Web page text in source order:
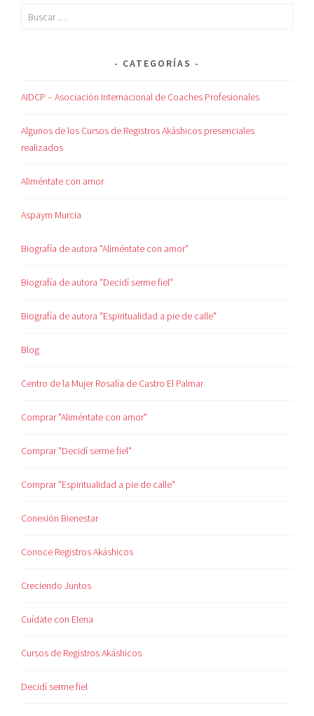
CATEGORÍAS
AIDCP – Asociación Internacional de Coaches Profesionales
Algunos de los Cursos de Registros Akáshicos presenciales
realizados
Aliméntate con amor
Aspaym Murcia
Biografía de autora "Aliméntate con amor"
Biografía de autora "Decidí serme fiel"
Biografía de autora "Espiritualidad a pie de calle"
Blog
Centro de la Mujer Rosalía de Castro El Palmar
Comprar "Aliméntate con amor"
Comprar "Decidí serme fiel"
Comprar "Espiritualidad a pie de calle"
Conexión Bienestar
Conoce Registros Akáshicos
Creciendo Juntos
Cuídate con Elena
Cursos de Registros Akáshicos
Decidí serme fiel